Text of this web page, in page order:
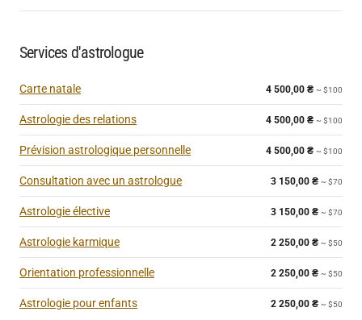
Services d'astrologue
Carte natale 4 500,00 ₴ ~ $100
Astrologie des relations 4 500,00 ₴ ~ $100
Prévision astrologique personnelle 4 500,00 ₴ ~ $100
Consultation avec un astrologue 3 150,00 ₴ ~ $70
Astrologie élective 3 150,00 ₴ ~ $70
Astrologie karmique 2 250,00 ₴ ~ $50
Orientation professionnelle 2 250,00 ₴ ~ $50
Astrologie pour enfants 2 250,00 ₴ ~ $50